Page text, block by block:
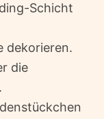
Schicht
dekorieren.
die